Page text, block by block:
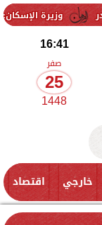
الإسكان: الأحد
16:41
صفر
25
1448
خارجي اقتصاد